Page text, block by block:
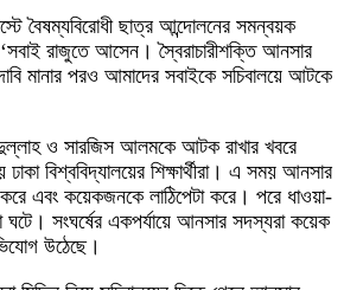
বৈষম্যবিরোধী ছাত্র আন্দোলনের সমন্বয়ক
রাজুতে আসেন। স্বৈরাচারীশক্তি আনসার
মানার পরও আমাদের সবাইকে সচিবালয়ে আটকে
ও সারজিস আলমকে আটক রাখার খবরে
ঢাকা বিশ্ববিদ্যালয়ের শিক্ষার্থীরা। এ সময় আনসার
করে এবং কয়েকজনকে লাঠিপেটা করে। পরে ধাওয়া-
ঘটে। সংঘর্ষের একপর্যায়ে আনসার সদস্যরা কয়েক
উঠেছে।